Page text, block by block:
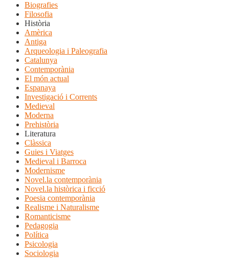
Biografies
Filosofia
Història
Amèrica
Antiga
Arqueologia i Paleografia
Catalunya
Contemporània
El món actual
Espanaya
Investigació i Corrents
Medieval
Moderna
Prehistòria
Literatura
Clàssica
Guies i Viatges
Medieval i Barroca
Modernisme
Novel.la contemporània
Novel.la històrica i ficció
Poesia contemporània
Realisme i Naturalisme
Romanticisme
Pedagogia
Política
Psicologia
Sociologia